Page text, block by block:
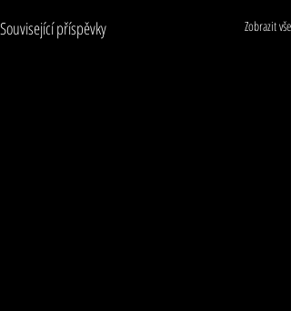
Související příspěvky Zobrazit vše